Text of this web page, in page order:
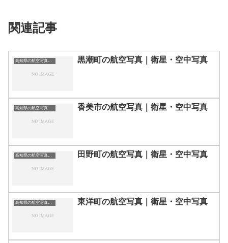
関連記事
高知県の航空写真・空中写真 黒潮町の航空写真｜衛星・空中写真
高知県の航空写真・空中写真 香美市の航空写真｜衛星・空中写真
高知県の航空写真・空中写真 田野町の航空写真｜衛星・空中写真
高知県の航空写真・空中写真 東洋町の航空写真｜衛星・空中写真